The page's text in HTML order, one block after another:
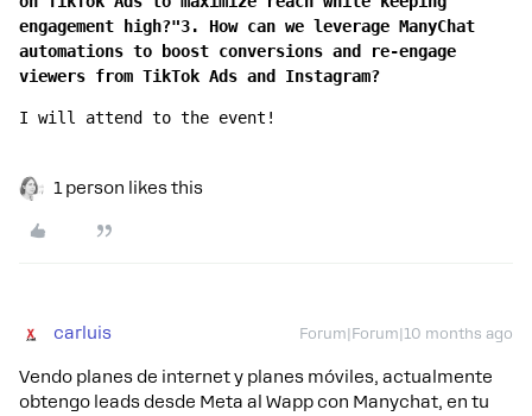
engagement high?"3. How can we leverage ManyChat
automations to boost conversions and re-engage
viewers from TikTok Ads and Instagram?
I will attend to the event!
1 person likes this
carluis Forum|Forum|10 months ago
Vendo planes de internet y planes móviles, actualmente
obtengo leads desde Meta al Wapp con Manychat, en tu